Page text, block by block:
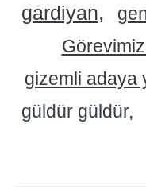
gardiyan
gizemli adaya
güldür güldür